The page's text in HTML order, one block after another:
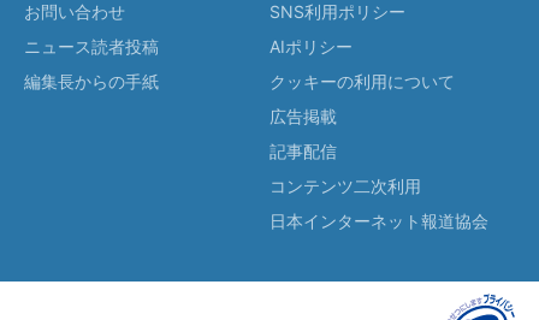
お問い合わせ
ニュース読者投稿
編集長からの手紙
SNS利用ポリシー
AIポリシー
クッキーの利用について
広告掲載
記事配信
コンテンツ二次利用
日本インターネット報道協会